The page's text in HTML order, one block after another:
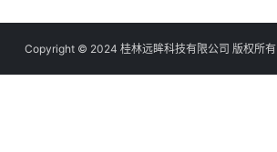
Copyright © 2024 桂林远眸科技有限公司 版权所有